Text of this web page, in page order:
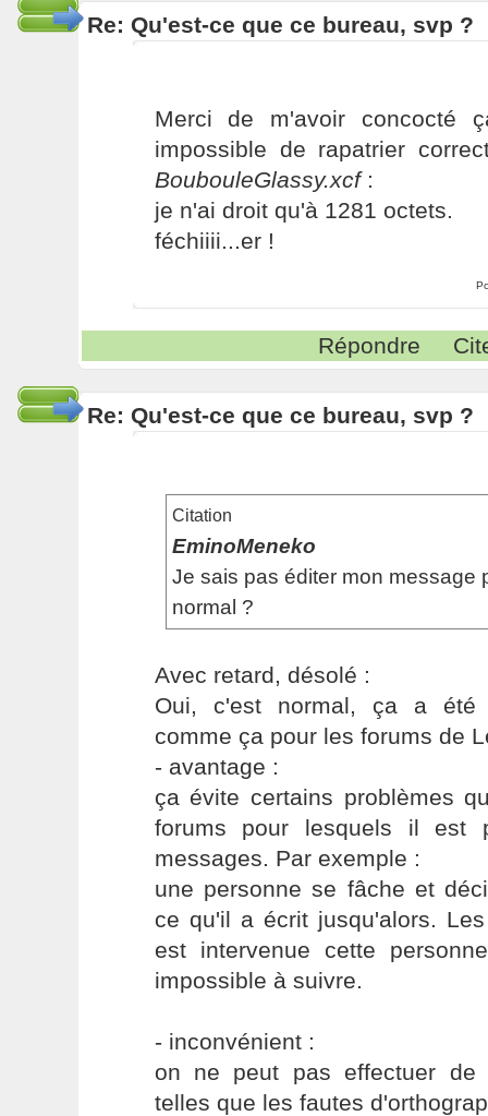
Re: Qu'est-ce que ce bureau, svp ?
Merci de m'avoir concocté
impossible de rapatrier
BoubouleGlassy.xcf:
je n'ai droit qu'à 1281 octets.
féchiiii...er !
Répondre
Re: Qu'est-ce que ce bureau, svp ?
Citation
EminoMeneko
Je sais pas éditer mon message
normal ?
Avec retard, désolé :
Oui, c'est normal, ça a été
comme ça pour les forums de
- avantage :
ça évite certains problèmes
forums pour lesquels il est
messages. Par exemple :
une personne se fâche et
ce qu'il a écrit jusqu'alors.
est intervenue cette
impossible à suivre.
- inconvénient :
on ne peut pas effectuer de
telles que les fautes